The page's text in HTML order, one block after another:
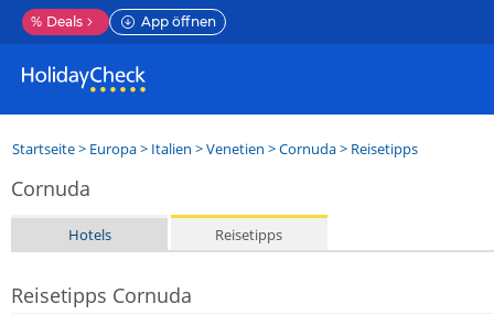
% Deals App öffnen
Startseite> Europa> Italien >Venetien >Cornuda> Reisetipps
Cornuda
Hotels Reisetipps
Reisetipps Cornuda